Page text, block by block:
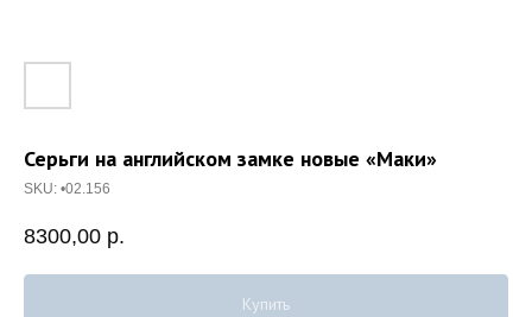
Серьги на английском замке новые «Маки»
SKU: •02.156
8300,00 р.
Купить